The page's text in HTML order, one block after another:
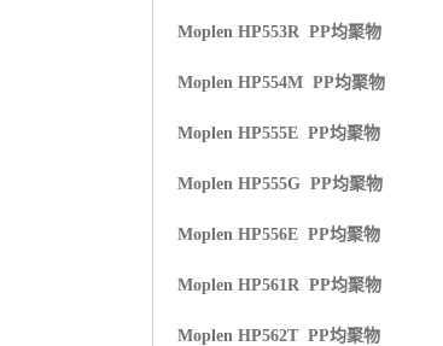
Moplen HP553R PP均聚物
Moplen HP554M PP均聚物
Moplen HP555E PP均聚物
Moplen HP555G PP均聚物
Moplen HP556E PP均聚物
Moplen HP561R PP均聚物
Moplen HP562T PP均聚物